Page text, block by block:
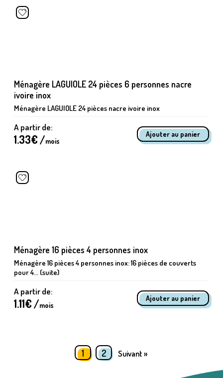
Ménagère LAGUIOLE 24 pièces 6 personnes nacre
ivoire inox
Ménagère LAGUIOLE 24 pièces nacre ivoire inox
A partir de:
1.33€ /mois
Ménagère 16 pièces 4 personnes inox
Ménagère 16 pièces 4 personnes inox: 16 pièces de couverts
pour 4... (suite)
A partir de:
1.11€ /mois
1 2 Suivant »